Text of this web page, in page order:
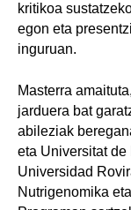
kritikoa
egon eta
inguruan.
Masterra
jarduera bat
abileziak
eta Universitat de
Universidad
Nutrigenomika